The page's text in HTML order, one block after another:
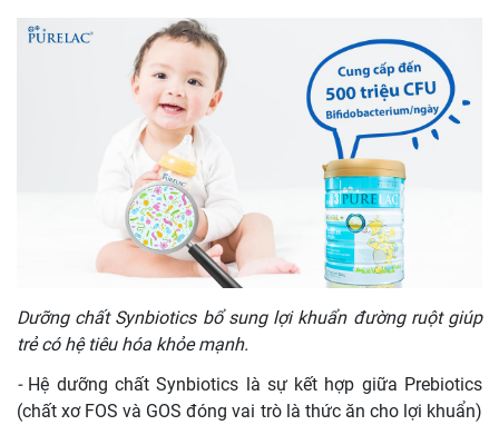
Dưỡng chất Synbiotics bổ sung lợi khuẩn đường ruột giúp
trẻ có hệ tiêu hóa khỏe mạnh.
-Hệ dưỡng chất Synbiotics là sự kết hợp giữa Prebiotics
(chất xơ FOS và GOS đóng vai trò là thức ăn cho lợi khuẩn)